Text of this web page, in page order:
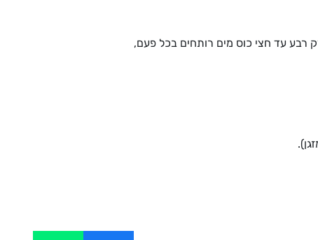
רבע עד חצי כוס מים רותחים בכל פעם,